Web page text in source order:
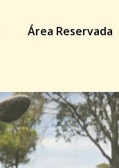
Área Reservada